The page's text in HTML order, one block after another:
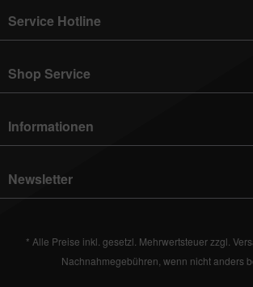
Service Hotline
Shop Service
Informationen
Newsletter
* Alle Preise inkl. gesetzl. Mehrwertsteuer zzgl.
Nachnahmegebühren, wenn nicht anders